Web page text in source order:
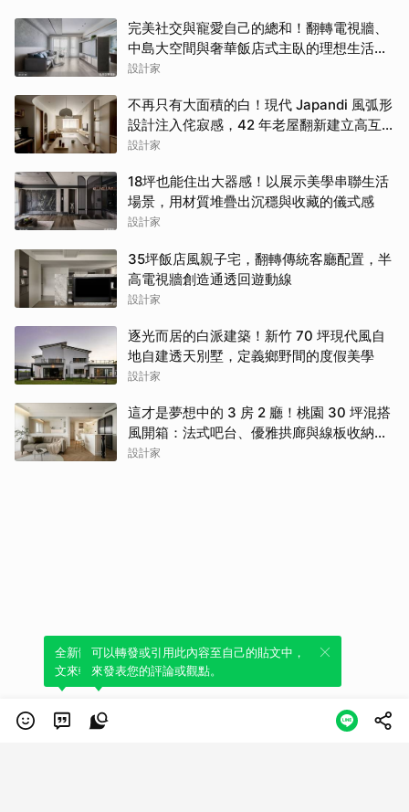
完美社交與寵愛自己的總和！翻轉電視牆、
中島大空間與奢華飯店式主臥的理想生活提
案
設計家
不再只有大面積的白！現代 Japandi 風弧形
設計注入侘寂感，42 年老屋翻新建立高互
動親子日常
設計家
18坪也能住出大器感！以展示美學串聯生活
場景，用材質堆疊出沉穩與收藏的儀式感
設計家
35坪飯店風親子宅，翻轉傳統客廳配置，半
高電視牆創造通透回遊動線
設計家
逐光而居的白派建築！新竹 70 坪現代風自
地自建透天別墅，定義鄉野間的度假美學
設計家
這才是夢想中的 3 房 2 廳！桃園 30 坪混搭
風開箱：法式吧台、優雅拱廊與線板收納讓
人美到不想出門
設計家
全新體驗！一鍵引用此內容，透過發布貼
文來輕鬆表達個人立場。
可以轉發或引用此內容至自己的貼文中，
來發表您的評論或觀點。